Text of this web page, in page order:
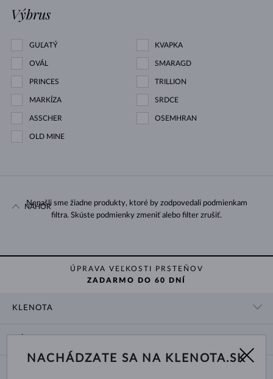
Výbrus
GUĽATÝ KVAPKA
OVÁL SMARAGD
PRINCES TRILLION
MARKÍZA SRDCE
ASSCHER OSEMHRAN
OLD MINE
Nenašli sme žiadne produkty, ktoré by zodpovedali podmienkam
filtra. Skúste podmienky zmeniť alebo filter zrušiť.
NAHOR
ÚPRAVA VEĽKOSTI PRSTEŇOV
ZADARMO DO 60 DNÍ
KLENOTA
O NÁS
DODANIE A PLATBA ZA TOVAR
NACHÁDZATE SA NA KLENOTA.SK